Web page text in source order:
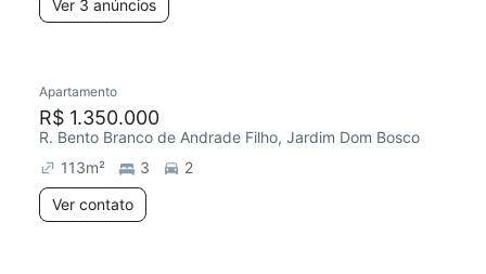
Ver 3 anúncios
Apartamento
R$ 1.350.000
R. Bento Branco de Andrade Filho, Jardim Dom Bosco
113m² 3
2
Ver contato